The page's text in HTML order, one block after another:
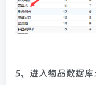
5、进入物品数据